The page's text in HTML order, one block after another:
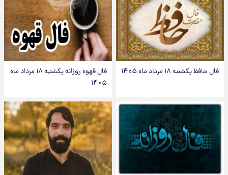
فال حافظ یکشنبه ۱۸ مرداد ماه ۱۴۰۵
فال قهوه روزانه یکشنبه ۱۸ مرداد ماه
۱۴۰۵